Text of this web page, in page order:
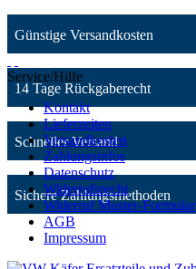
Günstige Versandkosten
14 Tage Rückgaberecht
Schneller Versand
Sichere Zahlungsmethoden
Service/Hilfe
Kontakt
Lieferzeiten
Versandkosten
Zahlungsinfos
Datenschutz
Widerrufsrecht
Widerruf Muster-Formular
AGB
Impressum